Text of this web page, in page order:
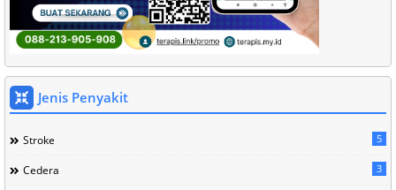
Jenis Penyakit
Stroke 5
Cedera 3